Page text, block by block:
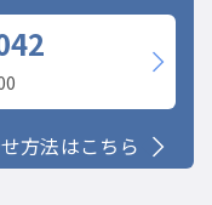
方法はこちら